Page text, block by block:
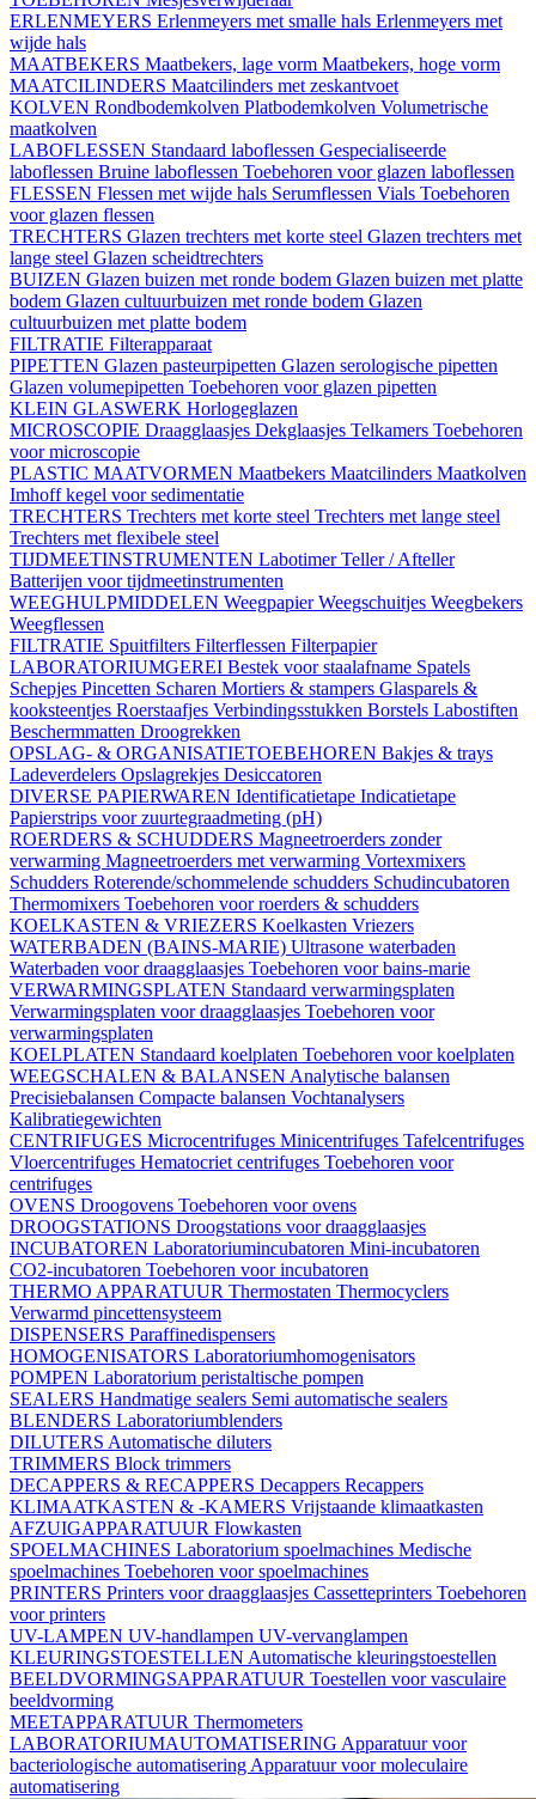
ERLENMEYERS Erlenmeyers met smalle hals Erlenmeyers met
wijde hals
MAATBEKERS Maatbekers, lage vorm Maatbekers, hoge vorm
MAATCILINDERS Maatcilinders met zeskantvoet
KOLVEN Rondbodemkolven Platbodemkolven Volumetrische
maatkolven
LABOFLESSEN Standaard laboflessen Gespecialiseerde
laboflessen Bruine laboflessen Toebehoren voor glazen laboflessen
FLESSEN Flessen met wijde hals Serumflessen Vials Toebehoren
voor glazen flessen
TRECHTERS Glazen trechters met korte steel Glazen trechters met
lange steel Glazen scheidtrechters
BUIZEN Glazen buizen met ronde bodem Glazen buizen met platte
bodem Glazen cultuurbuizen met ronde bodem Glazen
cultuurbuizen met platte bodem
FILTRATIE Filterapparaat
PIPETTEN Glazen pasteurpipetten Glazen serologische pipetten
Glazen volumepipetten Toebehoren voor glazen pipetten
KLEIN GLASWERK Horlogeglazen
MICROSCOPIE Draagglaasjes Dekglaasjes Telkamers Toebehoren
voor microscopie
PLASTIC MAATVORMEN Maatbekers Maatcilinders Maatkolven
Imhoff kegel voor sedimentatie
TRECHTERS Trechters met korte steel Trechters met lange steel
Trechters met flexibele steel
TIJDMEETINSTRUMENTEN LabotimerTeller / Afteller
Batterijen voor tijdmeetinstrumenten
WEEGHULPMIDDELEN WeegpapierWeegschuitjes Weegbekers
Weegflessen
FILTRATIE Spuitfilters Filterflessen Filterpapier
LABORATORIUMGEREI Bestek voor staalafname Spatels
Schepjes Pincetten Scharen Mortiers & stampers Glasparels &
kooksteentjes Roerstaafjes Verbindingsstukken Borstels Labostiften
Beschermmatten Droogrekken
OPSLAG- & ORGANISATIETOEBEHOREN Bakjes & trays
Ladeverdelers Opslagrekjes Desiccatoren
DIVERSE PAPIERWAREN Identificatietape Indicatietape
Papierstrips voor zuurtegraadmeting (pH)
ROERDERS & SCHUDDERS Magneetroerders zonder
verwarming Magneetroerders met verwarming Vortexmixers
Schudders Roterende/schommelende schudders Schudincubatoren
Thermomixers Toebehoren voor roerders & schudders
KOELKASTEN & VRIEZERS Koelkasten Vriezers
WATERBADEN (BAINS-MARIE) Ultrasone waterbaden
Waterbaden voor draagglaasjes Toebehoren voor bains-marie
VERWARMINGSPLATEN Standaard verwarmingsplaten
Verwarmingsplaten voor draagglaasjes Toebehoren voor
verwarmingsplaten
KOELPLATEN Standaard koelplaten Toebehoren voor koelplaten
WEEGSCHALEN & BALANSEN Analytische balansen
Precisiebalansen Compacte balansen Vochtanalysers
Kalibratiegewichten
CENTRIFUGES Microcentrifuges Minicentrifuges Tafelcentrifuges
Vloercentrifuges Hematocriet centrifuges Toebehoren voor
centrifuges
OVENS Droogovens Toebehoren voor ovens
DROOGSTATIONS Droogstations voor draagglaasjes
INCUBATOREN Laboratoriumincubatoren Mini-incubatoren
CO2-incubatoren Toebehoren voor incubatoren
THERMO APPARATUUR Thermostaten Thermocyclers
Verwarmd pincettensysteem
DISPENSERS Paraffinedispensers
HOMOGENISATORS Laboratoriumhomogenisators
POMPEN Laboratorium peristaltische pompen
SEALERS Handmatige sealers Semi automatische sealers
BLENDERS Laboratoriumblenders
DILUTERS Automatische diluters
TRIMMERS Block trimmers
DECAPPERS & RECAPPERS Decappers Recappers
KLIMAATKASTEN & -KAMERS Vrijstaande klimaatkasten
AFZUIGAPPARATUUR Flowkasten
SPOELMACHINES Laboratorium spoelmachines Medische
spoelmachines Toebehoren voor spoelmachines
PRINTERS Printers voor draagglaasjes Cassetteprinters Toebehoren
voor printers
UV-LAMPEN UV-handlampen UV-vervanglampen
KLEURINGSTOESTELLEN Automatische kleuringstoestellen
BEELDVORMINGSAPPARATUUR Toestellen voor vasculaire
beeldvorming
MEETAPPARATUUR Thermometers
LABORATORIUMAUTOMATISERING Apparatuur voor
bacteriologische automatisering Apparatuur voor moleculaire
automatisering